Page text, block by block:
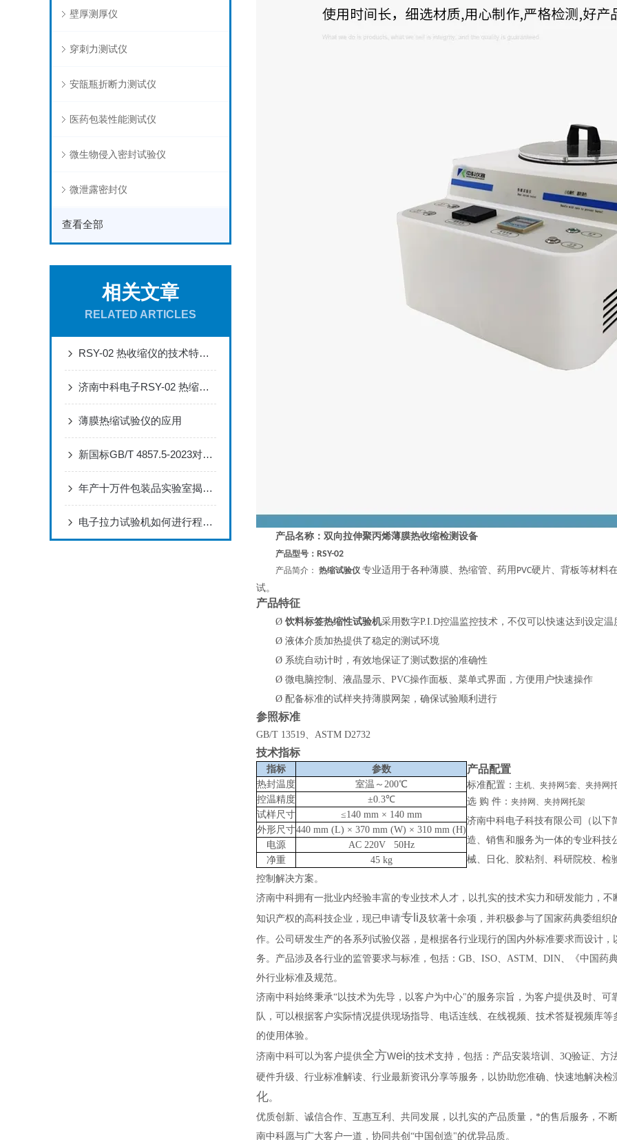
壁厚测厚仪
穿刺力测试仪
安瓿瓶折断力测试仪
医药包装性能测试仪
微生物侵入密封试验仪
微泄露密封仪
查看全部
相关文章
RELATED ARTICLES
RSY-02 热收缩仪的技术特性与应用优势分析
济南中科电子RSY-02 热缩试验仪的特点
薄膜热缩试验仪的应用
新国标GB/T 4857.5-2023对落球冲击测试的更新解读
年产十万件包装品实验室揭秘：密封仪怎么选？三种场景决定正负压
电子拉力试验机如何进行程序校正？
产品名称： 双向拉伸聚丙烯薄膜热收缩检测设备
产品型号： RSY-02
产品简介： 热缩试验仪 专业适用于各种薄膜、热缩管、药用 PVC硬片、背板等材料
试。
产品特征
Ø 饮料标签热缩性试验机采用数字P.I.D控温监控技术，不仅可以快速达到设定
Ø 液体介质加热提供了稳定的测试环境
Ø 系统自动计时，有效地保证了测试数据的准确性
Ø 微电脑控制、液晶显示、PVC操作面板、菜单式界面，方便用户快速操作
Ø 配备标准的试样夹持薄膜网架，确保试验顺利进行
参照标准
GB/T 13519、ASTM D2732
技术指标
指标
参数
热封温度
室温～200℃
控温精度
±0.3℃
试样尺寸
≤140 mm × 140 mm
外形尺寸440 mm (L) × 370 mm (W) × 310 mm (H)
电源
AC 220V 50Hz
净重
45 kg
产品配置
标准配置： 主机、夹持网5套、夹持网
选 购 件： 夹持网、夹持网托架
济南中科电子科技有限公司（以下
造、销售和服务为一体的专业科技
械、日化、胶粘剂、科研院校、检
控制解决方案。
济南中科拥有一批业内经验丰富的专业技术人才，以扎实的技术实力和研发能力，
知识产权的高科技企业，现已申请专li及软著十余项，并积极参与了国家药典委组
作。公司研发生产的各系列试验仪器，是根据各行业现行的国内外标准要求而设计，
务。产品涉及各行业的监管要求与标准，包括：GB、ISO、ASTM、DIN、《中国药
外行业标准及规范。
济南中科始终秉承“以技术为先导，以客户为中心"的服务宗旨，为客户提供及时、
队，可以根据客户实际情况提供现场指导、电话连线、在线视频、技术答疑视频库
的使用体验。
济南中科可以为客户提供全方wei的技术支持，包括：产品安装培训、3Q验证、
硬件升级、行业标准解读、行业最新资讯分享等服务，以协助您准确、快速地解决
化。
优质创新、诚信合作、互惠互利、共同发展，以扎实的产品质量，*的售后服务，不
南中科愿与广大客户一道，协同共创“中国创造"的优异品质。